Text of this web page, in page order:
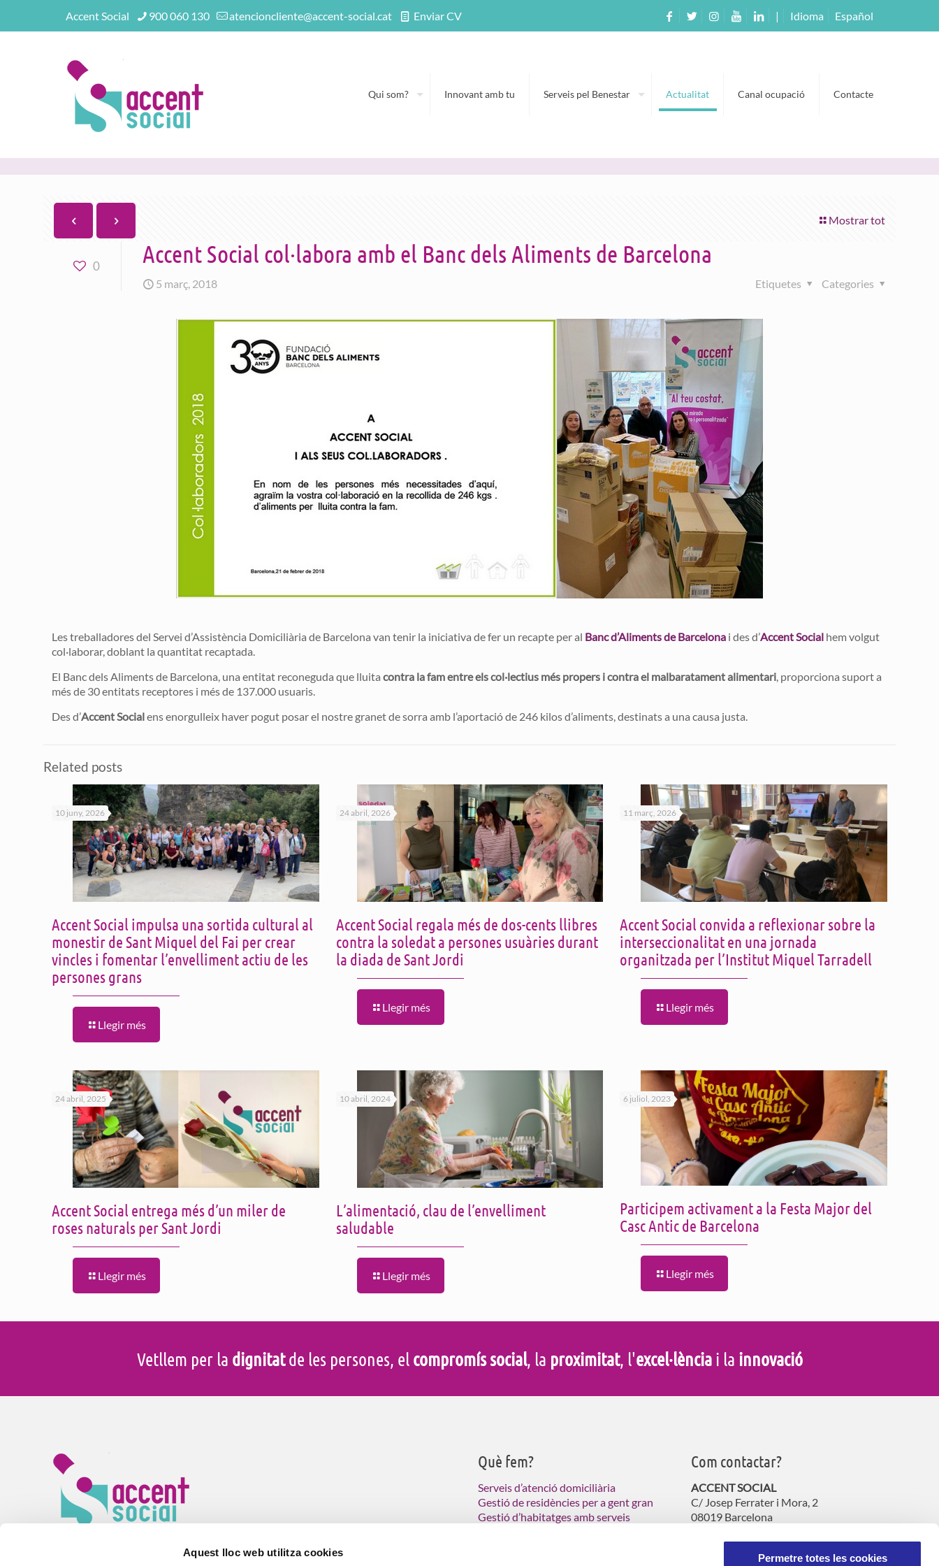
Aquest lloc web utilitza cookies Permetre totes les cookies
Accent Social 900 060 130 atencioncliente@accent-social.cat Enviar CV | Idioma Español
Qui som? Innovant amb tu Serveis pel Benestar Actualitat Canal ocupació Contacte
Mostrar tot
0 Accent Social col·labora amb el Banc dels Aliments de Barcelona
5 març, 2018 Categories
Etiquetes
Les treballadores del Servei d’Assistència Domiciliària de Barcelona van tenir la iniciativa de fer un recapte per al Banc d’Aliments de Barcelona i des d’Accent Social hem volgut
col·laborar, doblant la quantitat recaptada.
El Banc dels Aliments de Barcelona, una entitat reconeguda que lluitacontra la fam entre els col·lectius més propers i contra el malbaratament alimentari, proporciona suport a
més de 30 entitats receptores i més de 137.000 usuaris.
Des d’Accent Socialens enorgulleix haver pogut posar el nostre granet de sorra amb l’aportació de 246 kilos d’aliments, destinats a una causa justa.
Related posts
10 juny, 2026
Accent Social impulsa una sortida cultural al
monestir de Sant Miquel del Fai per crear
vincles i fomentar l’envelliment actiu de les
persones grans
Llegir més
24 abril, 2026
Accent Social regala més de dos-cents llibres
contra la soledat a persones usuàries durant
la diada de Sant Jordi
Llegir més
11 març, 2026
Accent Social convida a reflexionar sobre la
interseccionalitat en una jornada
organitzada per l’Institut Miquel Tarradell
Llegir més
24 abril, 2025
Accent Social entrega més d’un miler de
roses naturals per Sant Jordi
Llegir més
10 abril, 2024
L’alimentació, clau de l’envelliment
saludable
Llegir més
6 juliol, 2023
Participem activament a la Festa Major del
Casc Antic de Barcelona
Llegir més
Vetllem per la dignitatde les persones, el compromís social, la proximitat, l'excel·lènciai la innovació
especials arreu de Catalunya. Gestionemserveis d’atenció domiciliària (SAD),
Què fem?
Serveis d’atenció domiciliària
Gestió de residències per a gent gran
Gestió d’habitatges amb serveis
Com contactar?
ACCENT SOCIAL
C/ Josep Ferrater i Mora, 2
08019 Barcelona
atencioncliente@accent-social.cat